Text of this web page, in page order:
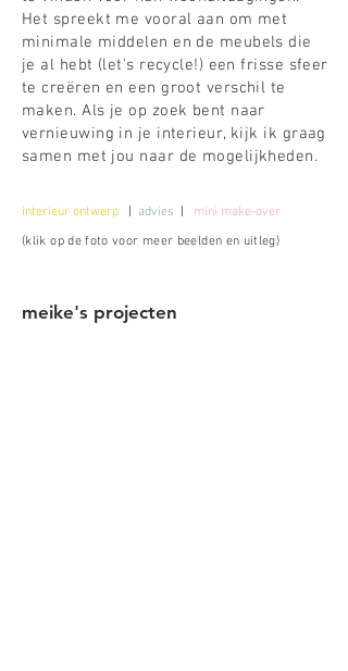
Het spreekt me vooral aan om met
minimale middelen en de meubels die
je al hebt (let's recycle!) een frisse sfeer
te creëren en een groot verschil te
maken. Als je op zoek bent naar
vernieuwing in je interieur, kijk ik graag
samen met jou naar de mogelijkheden.
interieur ontwerp advies
mini make-over
(klik op de foto voor meer beelden en uitleg)
meike's projecten